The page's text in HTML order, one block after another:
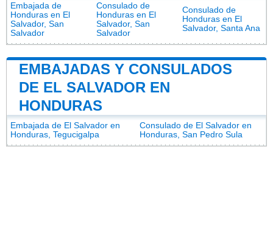
Embajada de
Honduras en El
Salvador, San
Salvador
Consulado de
Honduras en El
Salvador, San
Salvador
Consulado de
Honduras en El
Salvador, Santa Ana
EMBAJADAS Y CONSULADOS
DE EL SALVADOR EN
HONDURAS
Embajada de El Salvador en
Honduras, Tegucigalpa
Consulado de El Salvador en
Honduras, San Pedro Sula